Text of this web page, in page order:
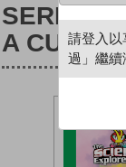
SERIES
A
請登入以
過」繼續